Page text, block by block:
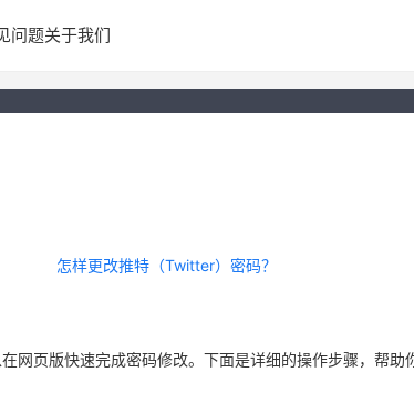
问题关于我们
怎样更改推特（Twitter）密码？
页版快速完成密码修改。下面是详细的操作步骤，帮助